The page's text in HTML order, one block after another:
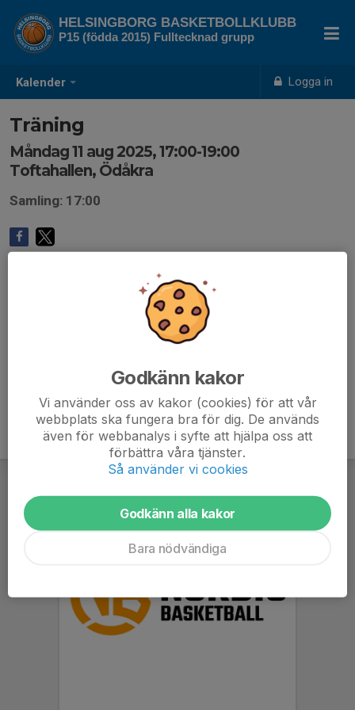
Kalender Logga in
HELSINGBORG BASKETBOLLKLUBB
P15 (födda 2015) Fulltecknad grupp
Träning
Måndag 11 aug 2025, 17:00-19:00
Toftahallen, Ödåkra
Samling: 17:00
Godkänn kakor
Vi använder oss av kakor (cookies) för att vår
webbplats ska fungera bra för dig. De används
även för webbanalys i syfte att hjälpa oss att
förbättra våra tjänster.
Så använder vi cookies
Godkänn alla kakor
Bara nödvändiga